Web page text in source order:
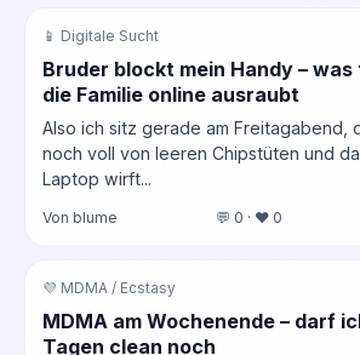
📱 Digitale Sucht
Bruder blockt mein Handy –
die Familie online ausraubt
Also ich sitz gerade am Freitagabend,
noch voll von leeren Chipstüten und
Laptop wirft...
Von blume 💬 0 · ❤️ 0
💜 MDMA / Ecstasy
MDMA am Wochenende – darf
Tagen clean noch